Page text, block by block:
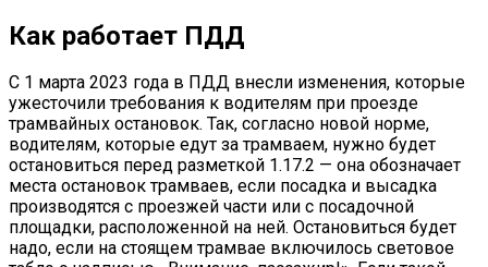
Как работает ПДД
С 1 марта 2023 года в ПДД внесли изменения, которые
ужесточили требования к водителям при проезде
трамвайных остановок. Так, согласно новой норме,
водителям, которые едут за трамваем, нужно будет
остановиться перед разметкой 1.17.2 — она обозначает
места остановок трамваев, если посадка и высадка
производятся с проезжей части или с посадочной
площадки, расположенной на ней. Остановиться будет
надо, если на стоящем трамвае включилось световое